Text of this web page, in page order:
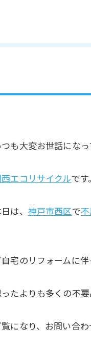
も大変お世話になっ
エコリサイクルです。
は、 神戸市西区で
自宅のリフォームに
たよりも多くの不
覧になり、お問い合わ